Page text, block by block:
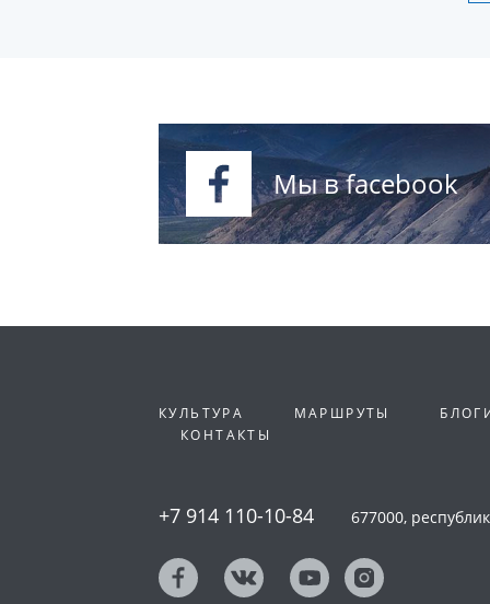
Мы в facebook
КУЛЬТУРА МАРШРУТЫ
КОНТАКТЫ
+7 914 110-10-84 677000,